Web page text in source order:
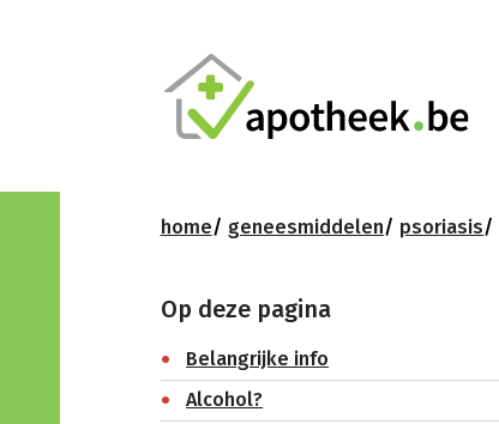
home geneesmiddelen psoriasis
Op deze pagina
Belangrijke info
Alcohol?